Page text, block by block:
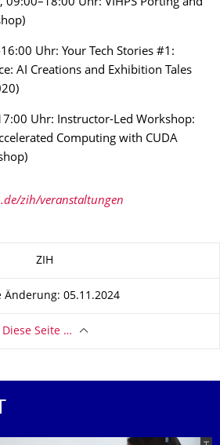
Uhr: VIHPS Porting and
Uhr: Your Tech Stories #1:
AI Creations and Exhibition Tales
Uhr: Instructor-Led Workshop:
Computing with CUDA
zih/veranstaltungen
ZIH
Änderung: 05.11.2024
Diese Seite …